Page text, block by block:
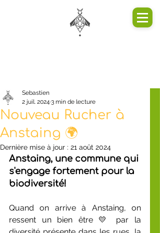
Nouveau Rucher à
Anstaing 🌍
Sebastien
2 juil. 2024 3 min de lecture
Dernière mise à jour : 21 août 2024
Anstaing, une commune qui
s'engage fortement pour la
biodiversité!
Quand on arrive à Anstaing, on
ressent un bien être 💛 par la